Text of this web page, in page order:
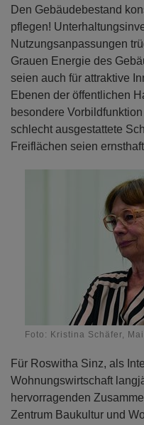
Den Gebäudebestand
pflegen!
Nutzungsanpassungen
Grauen Energie des
seien auch für attraktive
Ebenen der öffentlichen
besondere
schlecht ausgestattete
Freiflächen seien
Foto: Kristina Schäfer,
Für Roswitha Sinz, als
Wohnungswirtschaft
hervorragenden
Zentrum Baukultur und